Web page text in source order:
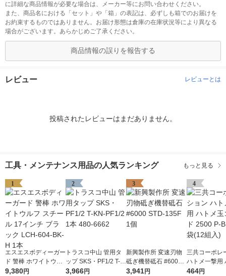
に詳細な商品情報が必要な場合は、メーカー等にお問い合わせください。
また、商品名における「セット」や「箱」の表記は、必ずしも箱でのお届けを
お約束するものではありません。お届け形態は倉庫の在庫状況等により異なる
場合がございます。あらかじめご了承ください。
商品情報の誤りを報告する
レビュー レビューとは
投稿されたレビューはまだありません。
工具・メンテナンス用品の人気ランキング もっと見る
1
エスエスボディーガー
ド 警棒 ホワイトウル
フ スチール 17インチ
9,380円
2
トラスコ中山 管用タ
ップ SKS・PF1/2 T-K
N-PF1/2 1本 480-666
3,966円
3
新興製作所 変速刃物
砥ぎ機替砥石 #6000
STD-135F 1個
3,941円
4
三共コーポレ
ハトメ一撃用
玉ゴールド
464円